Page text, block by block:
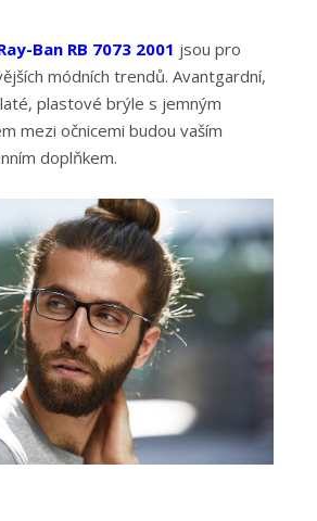
Ban RB 7073 2001 jsou pro
módních trendů. Avantgardní,
plastové brýle s jemným
mezi očnicemi budou vaším
doplňkem.